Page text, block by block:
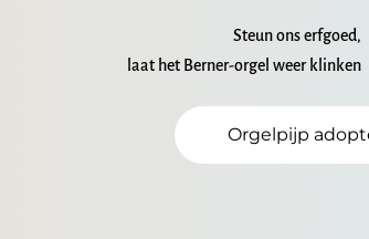
Steun ons erfgoed,
laat het Berner-orgel weer klinken
Orgelpijp